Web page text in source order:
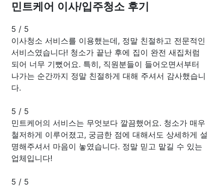
민트케어 이사/입주청소 후기
5 / 5
이사청소 서비스를 이용했는데, 정말 친절하고 전문적인
서비스였습니다! 청소가 끝난 후에 집이 완전 새집처럼
되어 너무 기뻤어요. 특히, 직원분들이 들어오면서부터
나가는 순간까지 정말 친절하게 대해 주셔서 감사했습니
다.
5 / 5
민트케어의 서비스는 무엇보다 깔끔했어요. 청소가 매우
철저하게 이루어졌고, 궁금한 점에 대해서도 상세하게 설
명해주셔서 마음이 놓였습니다. 정말 믿고 맡길 수 있는
업체입니다!
5 / 5